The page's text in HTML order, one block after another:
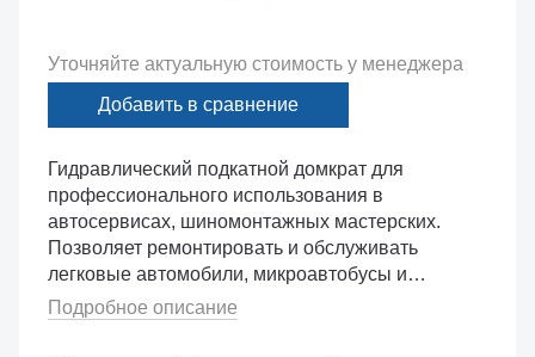
Гидравлический подкатной домкрат для
профессионального использования в
автосервисах, шиномонтажных мастерских.
Позволяет ремонтировать и обслуживать
легковые автомобили, микроавтобусы и
легкие грузовики.Особенности и
преимущества Длинная приводная ручка
Подробное описание
Уточняйте актуальную стоимость у менеджера
Добавить в сравнение